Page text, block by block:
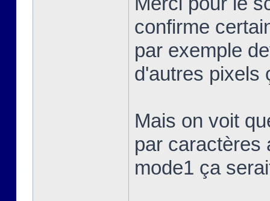
confirme
par exemple
d'autres pixels
Mais on voit
par caractères
mode1 ça